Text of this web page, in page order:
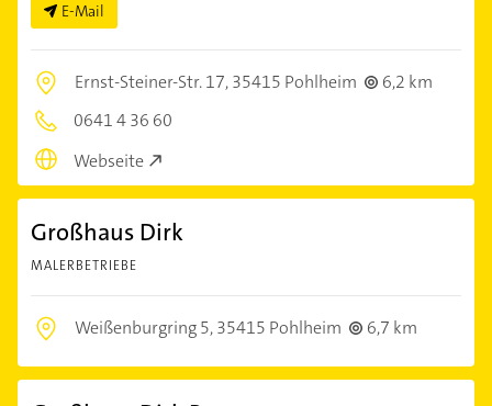
E-Mail
Ernst-Steiner-Str. 17,35415 Pohlheim
6,2 km
0641 4 36 60
Webseite
Großhaus Dirk
MALERBETRIEBE
Weißenburgring 5,35415 Pohlheim 6,7 km